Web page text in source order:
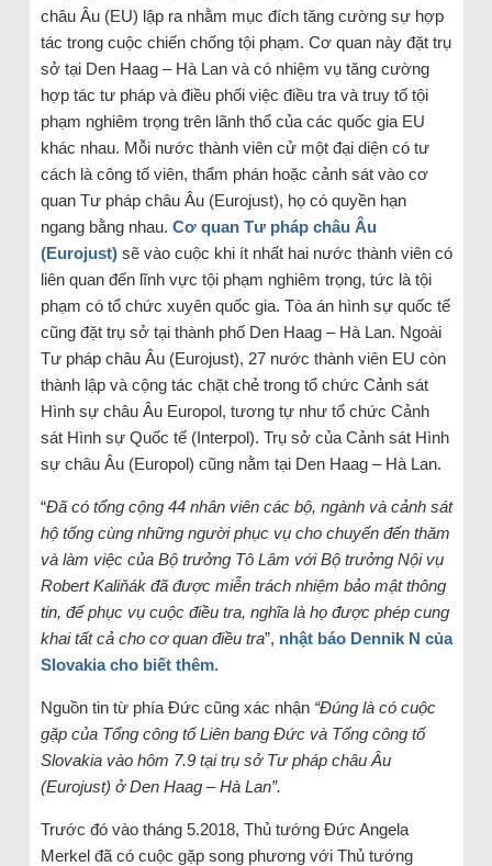
châu Âu (EU) lập ra nhằm mục đích tăng cường sự hợp
tác trong cuộc chiến chống tội phạm. Cơ quan này đặt trụ
sở tại Den Haag – Hà Lan và có nhiệm vụ tăng cường
hợp tác tư pháp và điều phối việc điều tra và truy tố tội
phạm nghiêm trọng trên lãnh thổ của các quốc gia EU
khác nhau. Mỗi nước thành viên cử một đại diện có tư
cách là công tố viên, thẩm phán hoặc cảnh sát vào cơ
quan Tư pháp châu Âu (Eurojust), họ có quyền hạn
ngang bằng nhau. Cơ quan Tư pháp châu Âu
(Eurojust)sẽ vào cuộc khi ít nhất hai nước thành viên có
liên quan đến lĩnh vực tội phạm nghiêm trọng, tức là tội
phạm có tổ chức xuyên quốc gia. Tòa án hình sự quốc tế
cũng đặt trụ sở tại thành phố Den Haag – Hà Lan. Ngoài
Tư pháp châu Âu (Eurojust), 27 nước thành viên EU còn
thành lập và cộng tác chặt chẻ trong tổ chức Cảnh sát
Hình sự châu Âu Europol, tương tự như tổ chức Cảnh
sát Hình sự Quốc tế (Interpol). Trụ sở của Cảnh sát Hình
sự châu Âu (Europol) cũng nằm tại Den Haag – Hà Lan.
“Đã có tổng cộng 44 nhân viên các bộ, ngành và cảnh sát
hộ tống cùng những người phục vụ cho chuyến đến thăm
và làm việc của Bộ trưởng Tô Lâm với Bộ trưởng Nội vụ
Robert Kaliňák đã được miễn trách nhiệm bảo mật thông
tin, để phục vụ cuộc điều tra, nghĩa là họ được phép cung
khai tất cả cho cơ quan điều tra”, nhật báo Dennik N của
Slovakia cho biết thêm.
Nguồn tin từ phía Đức cũng xác nhận “Đúng là có cuộc
gặp của Tổng công tố Liên bang Đức và Tổng công tố
Slovakia vào hôm 7.9 tại trụ sở Tư pháp châu Âu
(Eurojust) ở Den Haag – Hà Lan”.
Trước đó vào tháng 5.2018, Thủ tướng Đức Angela
Merkel đã có cuộc gặp song phương với Thủ tướng